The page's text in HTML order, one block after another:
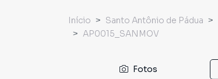
Início Santo Antônio de Pádua
AP0015_SANMOV
Fotos